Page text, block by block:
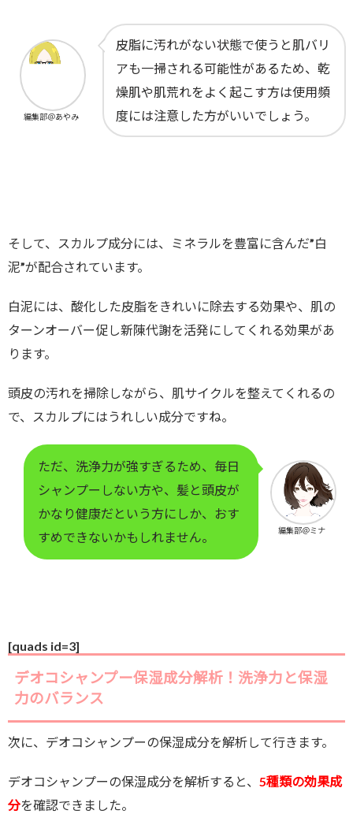
皮脂に汚れがない状態で使うと肌バリ
アも一掃される可能性があるため、乾
燥肌や肌荒れをよく起こす方は使用頻
度には注意した方がいいでしょう。
編集部＠あやみ
そして、スカルプ成分には、ミネラルを豊富に含んだ”白
泥”が配合されています。
白泥には、酸化した皮脂をきれいに除去する効果や、肌の
ターンオーバー促し新陳代謝を活発にしてくれる効果があ
ります。
頭皮の汚れを掃除しながら、肌サイクルを整えてくれるの
で、スカルプにはうれしい成分ですね。
ただ、洗浄力が強すぎるため、毎日
シャンプーしない方や、髪と頭皮が
かなり健康だという方にしか、おす
すめできないかもしれません。
編集部＠ミナ
[quads id=3]
デオコシャンプー保湿成分解析！洗浄力と保湿
力のバランス
次に、デオコシャンプーの保湿成分を解析して行きます。
デオコシャンプーの保湿成分を解析すると、 5種類の効果成
分を確認できました。